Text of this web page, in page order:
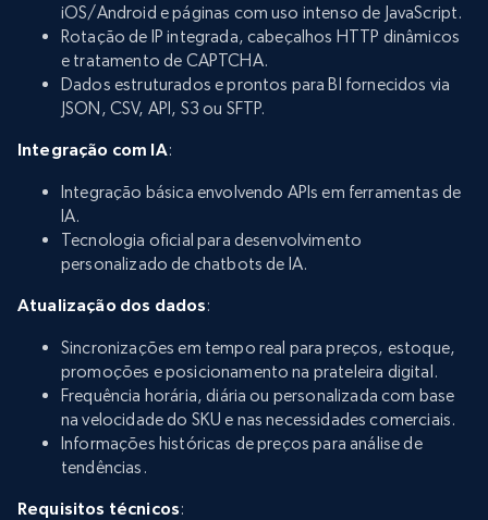
iOS/Android e páginas com uso intenso de JavaScript.
Rotação de IP integrada, cabeçalhos HTTP dinâmicos
e tratamento de CAPTCHA.
Dados estruturados e prontos para BI fornecidos via
JSON, CSV, API, S3 ou SFTP.
Integração com IA:
Integração básica envolvendo APIs em ferramentas de
IA.
Tecnologia oficial para desenvolvimento
personalizado de chatbots de IA.
Atualização dos dados:
Sincronizações em tempo real para preços, estoque,
promoções e posicionamento na prateleira digital.
Frequência horária, diária ou personalizada com base
na velocidade do SKU e nas necessidades comerciais.
Informações históricas de preços para análise de
tendências.
Requisitos técnicos: